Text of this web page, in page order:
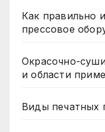
Как правильно
прессовое
Окрасочно-
и области
Виды печатных